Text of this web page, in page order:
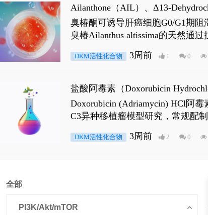
Ailanthone（AIL）、Δ13-
臭椿酮可诱导肝癌细胞G0/G1期
臭椿Ailanthus altissima的天然通
是全长 Androgen Receptor (AR-
DKM活性化合物 3周前 1 0
盐酸阿霉素（Doxorubicin
Doxorubicin (Adriamycin) HCl阿
C3异种移植瘤模型研究，常规配
DKM活性化合物 3周前 2 0
全部
PI3K/Akt/mTOR